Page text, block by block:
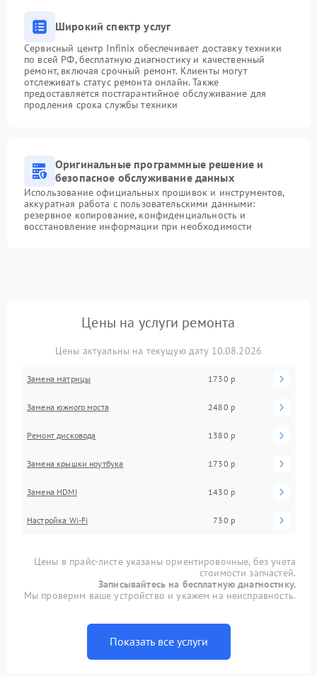
Широкий спектр услуг
Сервисный центр Infinix обеспечивает доставку техники
по всей РФ, бесплатную диагностику и качественный
ремонт, включая срочный ремонт. Клиенты могут
отслеживать статус ремонта онлайн. Также
предоставляется постгарантийное обслуживание для
продления срока службы техники
Оригинальные программные решение и
безопасное обслуживание данных
Использование официальных прошивок и инструментов,
аккуратная работа с пользовательскими данными:
резервное копирование, конфиденциальность и
восстановление информации при необходимости
Цены на услуги ремонта
Цены актуальны на текущую дату 10.08.2026
Замена матрицы 1730 р
Замена южного моста 2480 р
Ремонт дисковода 1380 р
Замена крышки ноутбука 1730 р
Замена HDMI 1430 р
Настройка Wi-Fi 730 р
Цены в прайс-листе указаны ориентировочные, без учета
стоимости запчастей.
Записывайтесь на бесплатную диагностику.
Мы проверим ваше устройство и укажем на неисправность.
Показать все услуги